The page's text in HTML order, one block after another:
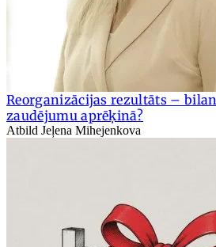
Reorganizācijas rezultāts –
zaudējumu aprēķinā?
Atbild Jeļena Mihejenkova